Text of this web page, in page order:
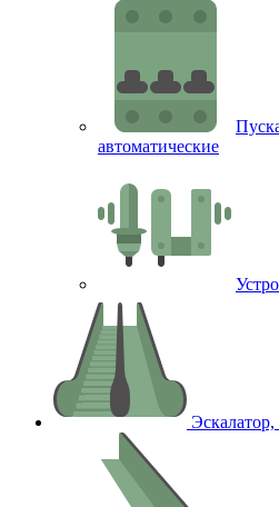
автоматические
Эскалатор,